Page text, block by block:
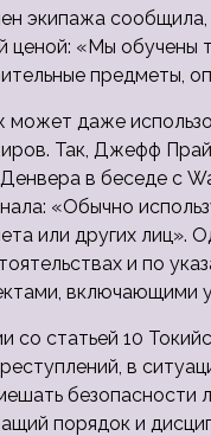
экипажа
«Мы обучены
предметы,
даже
Так, Джефф
в беседе с
«Обычно
или других лиц».
и по
включающими
со статьей 10
в
безопасности
порядок и